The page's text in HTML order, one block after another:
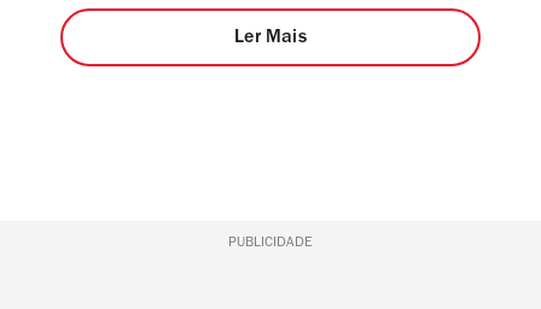
Ler Mais
PUBLICIDADE